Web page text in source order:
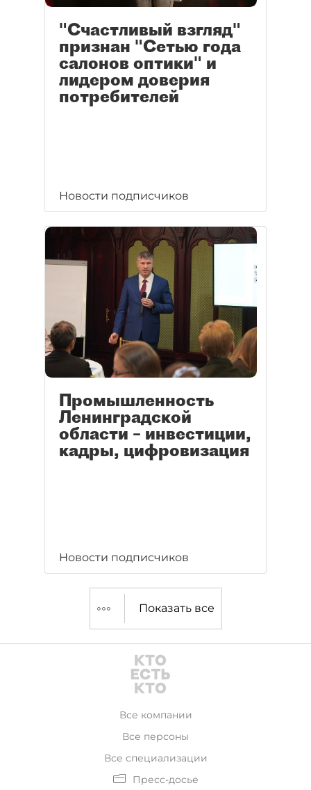
"Счастливый взгляд"
признан "Сетью года
салонов оптики" и
лидером доверия
потребителей
Новости подписчиков
Промышленность
Ленинградской
области – инвестиции,
кадры, цифровизация
Новости подписчиков
Показать все
Все компании
Все персоны
Все специализации
Пресс-досье